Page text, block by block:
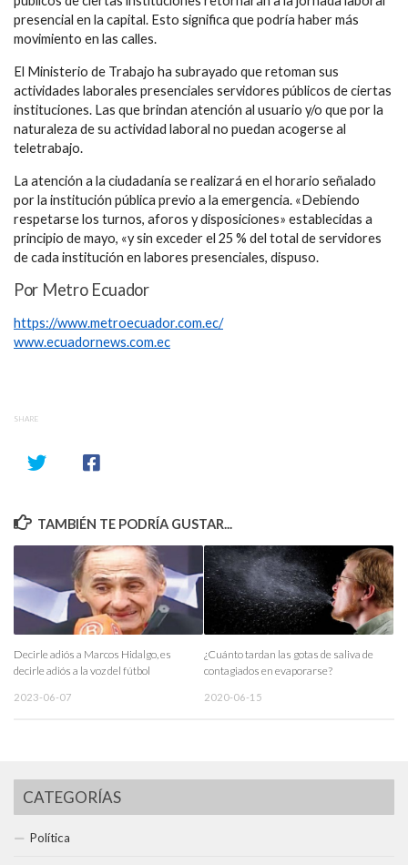
presencial en la capital. Esto significa que podría haber más
movimiento en las calles.
El Ministerio de Trabajo ha subrayado que retoman sus
actividades laborales presenciales servidores públicos de ciertas
instituciones. Las que brindan atención al usuario y/o que por la
naturaleza de su actividad laboral no puedan acogerse al
teletrabajo.
La atención a la ciudadanía se realizará en el horario señalado
por la institución pública previo a la emergencia. «Debiendo
respetarse los turnos, aforos y disposiciones» establecidas a
principio de mayo, «y sin exceder el 25 % del total de servidores
de cada institución en labores presenciales, dispuso.
Por Metro Ecuador
https://www.metroecuador.com.ec/
www.ecuadornews.com.ec
SHARE
TAMBIÉN TE PODRÍA GUSTAR...
Decirle adiós a Marcos Hidalgo, es
decirle adiós a la voz del fútbol
2023-06-07
¿Cuánto tardan las gotas de saliva de
contagiados en evaporarse?
2020-06-15
CATEGORÍAS
Política